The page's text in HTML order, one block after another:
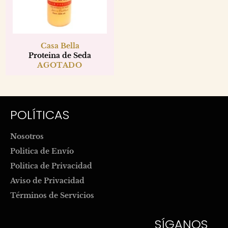
Casa Bella
Proteina de Seda
AGOTADO
POLÍTICAS
Nosotros
Politica de Envío
Politica de Privacidad
Aviso de Privacidad
Términos de Servicios
SÍGANOS